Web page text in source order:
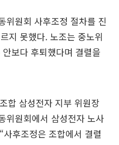
위원회 사후조정 절차를 진
지 못했다. 노조는 중노위
보다 후퇴했다며 결렬을
합 삼성전자 지부 위원장
위원회에서 삼성전자 노사
후조정은 조합에서 결렬